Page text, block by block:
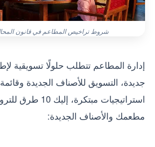
شروط تراخيص المطاعم في قانون
إدارة المطاعم تتطلب حلولًا تسويقية
جديدة، التسويق للأصناف الجديدة
استراتيجيات مبتكرة،
مطعمك والأصناف الجديدة: